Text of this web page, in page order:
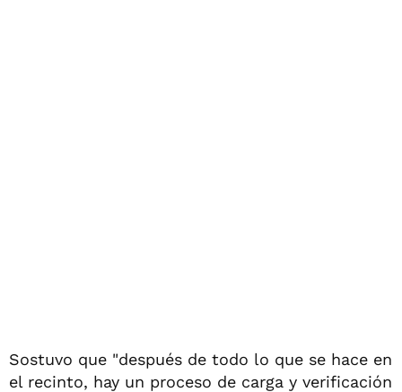
Sostuvo que "después de todo lo que se hace en
el recinto, hay un proceso de carga y verificación